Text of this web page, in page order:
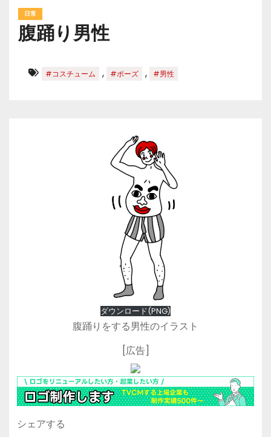
日常
腹踊り男性
#コスチューム , #ポーズ , #男性
ダウンロード(PNG)
腹踊りをする男性のイラスト
[広告]
シェアする